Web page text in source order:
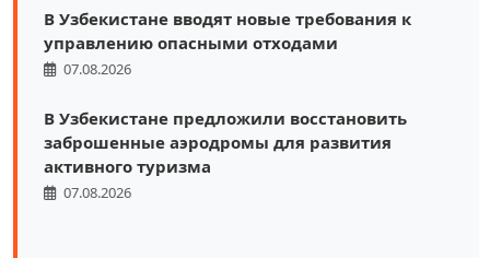
В Узбекистане вводят новые требования к
управлению опасными отходами
07.08.2026
В Узбекистане предложили восстановить
заброшенные аэродромы для развития
активного туризма
07.08.2026